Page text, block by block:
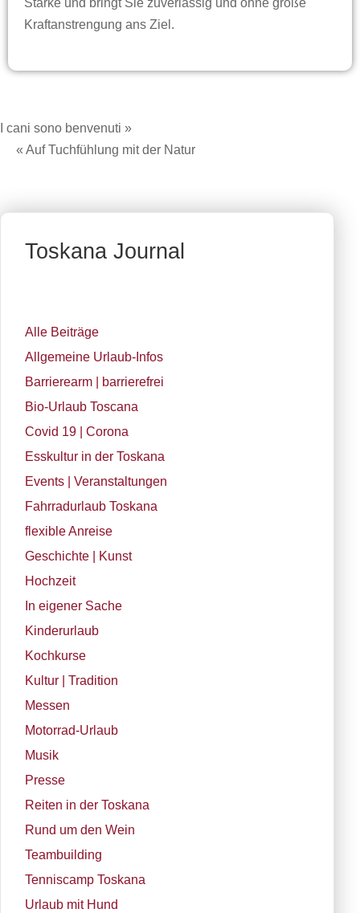
Stärke und bringt Sie zuverlässig und ohne große
Kraftanstrengung ans Ziel.
I cani sono benvenuti »
« Auf Tuchfühlung mit der Natur
Toskana Journal
Alle Beiträge
Allgemeine Urlaub-Infos
Barrierearm | barrierefrei
Bio-Urlaub Toscana
Covid 19 | Corona
Esskultur in der Toskana
Events | Veranstaltungen
Fahrradurlaub Toskana
flexible Anreise
Geschichte | Kunst
Hochzeit
In eigener Sache
Kinderurlaub
Kochkurse
Kultur | Tradition
Messen
Motorrad-Urlaub
Musik
Presse
Reiten in der Toskana
Rund um den Wein
Teambuilding
Tenniscamp Toskana
Urlaub mit Hund